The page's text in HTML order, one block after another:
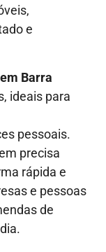
e
Barra
ideais para
pessoais.
precisa
rápida e
e pessoas
de